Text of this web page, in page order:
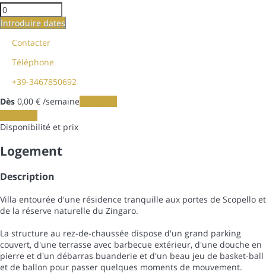
Introduire dates
Contacter
Téléphone
+39-3467850692
Dès 0,00 € /semaine
Disponibilité et prix
Logement
Description
Villa entourée d'une résidence tranquille aux portes de Scopello et
de la réserve naturelle du Zingaro.
La structure au rez-de-chaussée dispose d'un grand parking
couvert, d'une terrasse avec barbecue extérieur, d'une douche en
pierre et d'un débarras buanderie et d'un beau jeu de basket-ball
et de ballon pour passer quelques moments de mouvement.